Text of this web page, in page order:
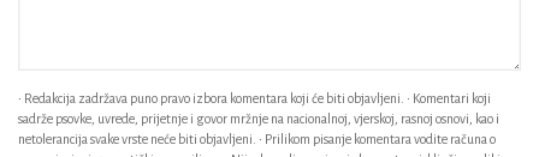
• Redakcija zadržava puno pravo izbora komentara koji će biti objavljeni. • Komentari koji
sadrže psovke, uvrede, prijetnje i govor mržnje na nacionalnoj, vjerskoj, rasnoj osnovi, kao i
netolerancija svake vrste neće biti objavljeni. • Prilikom pisanje komentara vodite računa o